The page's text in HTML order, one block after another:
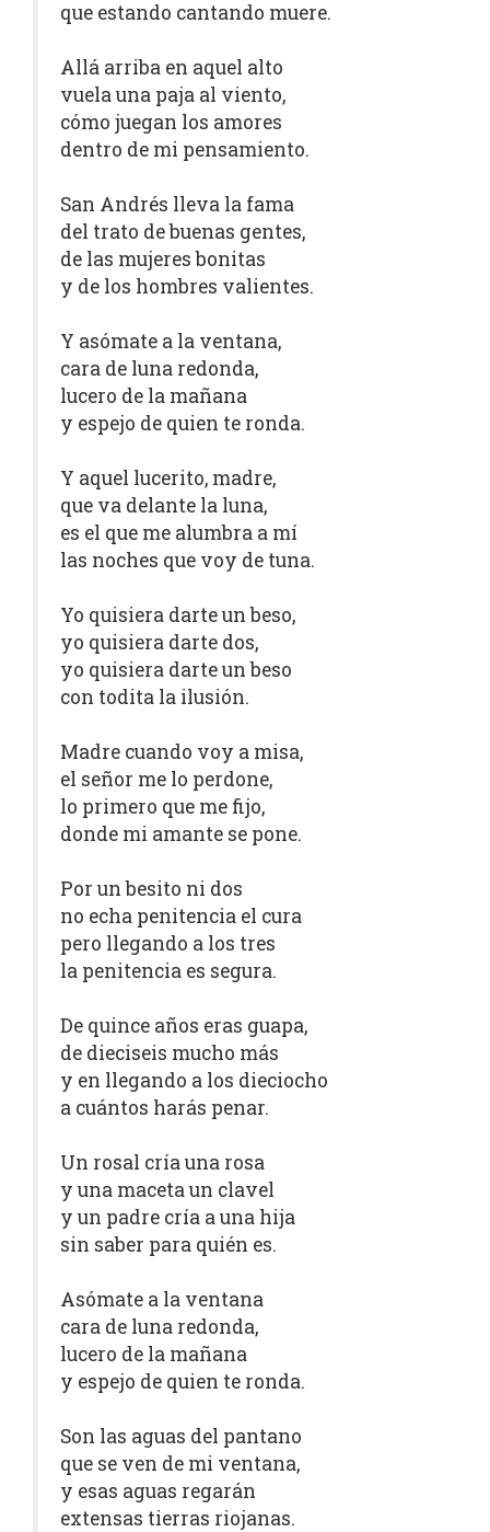
que estando cantando muere.
Allá arriba en aquel alto
vuela una paja al viento,
cómo juegan los amores
dentro de mi pensamiento.
San Andrés lleva la fama
del trato de buenas gentes,
de las mujeres bonitas
y de los hombres valientes.
Y asómate a la ventana,
cara de luna redonda,
lucero de la mañana
y espejo de quien te ronda.
Y aquel lucerito, madre,
que va delante la luna,
es el que me alumbra a mí
las noches que voy de tuna.
Yo quisiera darte un beso,
yo quisiera darte dos,
yo quisiera darte un beso
con todita la ilusión.
Madre cuando voy a misa,
el señor me lo perdone,
lo primero que me fijo,
donde mi amante se pone.
Por un besito ni dos
no echa penitencia el cura
pero llegando a los tres
la penitencia es segura.
De quince años eras guapa,
de dieciseis mucho más
y en llegando a los dieciocho
a cuántos harás penar.
Un rosal cría una rosa
y una maceta un clavel
y un padre cría a una hija
sin saber para quién es.
Asómate a la ventana
cara de luna redonda,
lucero de la mañana
y espejo de quien te ronda.
Son las aguas del pantano
que se ven de mi ventana,
y esas aguas regarán
extensas tierras riojanas.